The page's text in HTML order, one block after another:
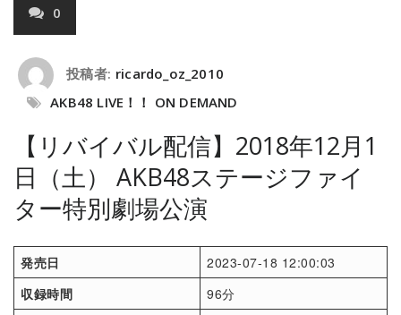
0
投稿者: ricardo_oz_2010
AKB48 LIVE！！ ON DEMAND
【リバイバル配信】2018年12月1
日（土） AKB48ステージファイ
ター特別劇場公演
発売日
2023-07-18 12:00:03
収録時間
96分